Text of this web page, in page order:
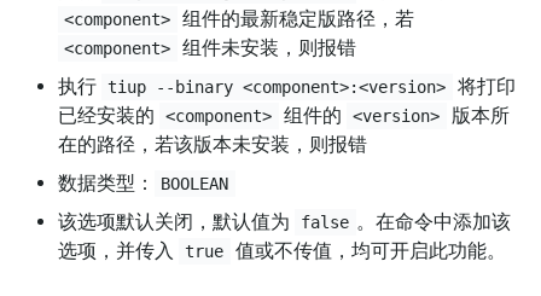
<component> 组件的最新稳定版路径，若
<component>
组件未安装，则报错
执行 tiup --binary <component>:<version>
将打印
已经安装的
<component> 组件的 <version>
版本所
在的路径，若该版本未安装，则报错
数据类型：
BOOLEAN
该选项默认关闭，默认值为 false 。在命令中添加该
选项，并传入
true 值或不传值，均可开启此功能。